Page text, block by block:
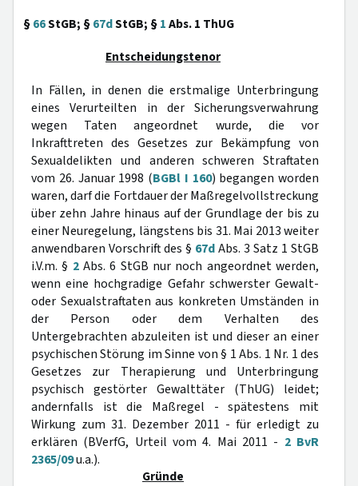
§66StGB; §67dStGB; §1Abs. 1 ThUG
Entscheidungstenor
In Fällen, in denen die erstmalige Unterbringung
eines Verurteilten in der Sicherungsverwahrung
wegen Taten angeordnet wurde, die vor
Inkrafttreten des Gesetzes zur Bekämpfung von
Sexualdelikten und anderen schweren Straftaten
vom 26. Januar 1998 (BGBl I 160) begangen worden
waren, darf die Fortdauer der Maßregelvollstreckung
über zehn Jahre hinaus auf der Grundlage der bis zu
einer Neuregelung, längstens bis 31. Mai 2013 weiter
anwendbaren Vorschrift des § 67dAbs. 3 Satz 1 StGB
i.V.m. § 2Abs. 6 StGB nur noch angeordnet werden,
wenn eine hochgradige Gefahr schwerster Gewalt-
oder Sexualstraftaten aus konkreten Umständen in
der Person oder dem Verhalten des
Untergebrachten abzuleiten ist und dieser an einer
psychischen Störung im Sinne von § 1 Abs. 1 Nr. 1 des
Gesetzes zur Therapierung und Unterbringung
psychisch gestörter Gewalttäter (ThUG) leidet;
andernfalls ist die Maßregel - spätestens mit
Wirkung zum 31. Dezember 2011 - für erledigt zu
erklären (BVerfG, Urteil vom 4. Mai 2011 - 2 BvR
2365/09u.a.).
Gründe